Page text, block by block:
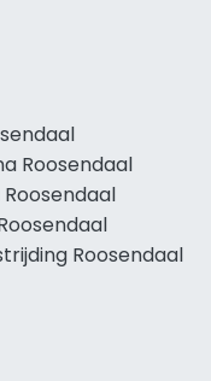
Roosendaal
Roosendaal